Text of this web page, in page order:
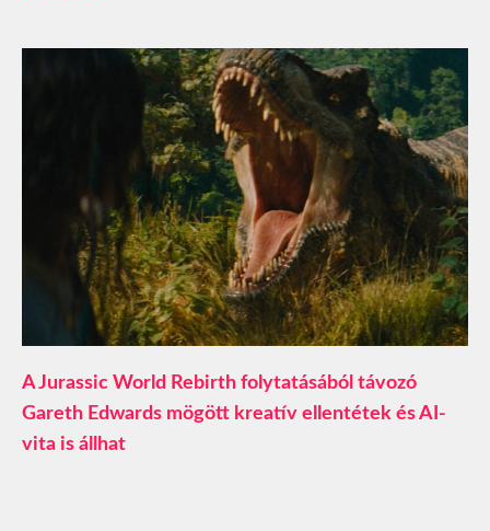
A Jurassic World Rebirth folytatásából távozó
Gareth Edwards mögött kreatív ellentétek és AI-
vita is állhat